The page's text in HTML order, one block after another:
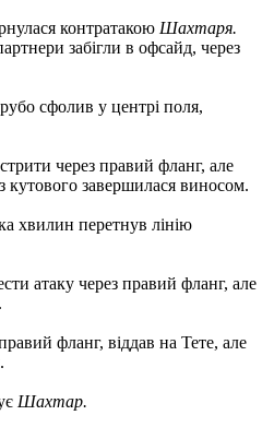
контратакою Шахтаря.
забігли в офсайд, через
сфолив у центрі поля,
через правий фланг, але
кутового завершилася виносом.
хвилин перетнув лінію
атаку через правий фланг, але
фланг, віддав на Тете, але
Шахтар.